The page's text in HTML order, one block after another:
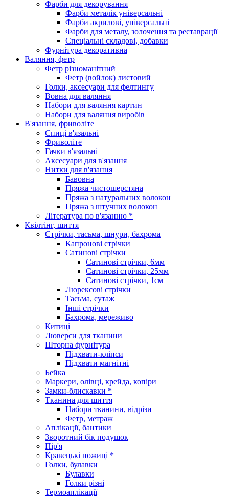
Фарби для декорування
Фарби металік універсальні
Фарби акрилові, універсальні
Фарби для металу, золочення та реставрації
Спеціальні складові, добавки
Фурнітура декоративна
Валяння, фетр
Фетр різноманітний
Фетр (войлок) листовий
Голки, аксесуари для фелтингу
Вовна для валяння
Набори для валяння картин
Набори для валяння виробів
В'язання, фриволіте
Спиці в'язальні
Фриволіте
Гачки в'язальні
Аксесуари для в'язання
Нитки для в'язання
Бавовна
Пряжа чистошерстяна
Пряжа з натуральних волокон
Пряжа з штучних волокон
Література по в'язанню *
Квілтінг, шиття
Стрічки, тасьма, шнури, бахрома
Капронові стрічки
Сатинові стрічки
Сатинові стрічки, 6мм
Сатинові стрічки, 25мм
Сатинові стрічки, 1см
Люрексові стрічки
Тасьма, сутаж
Інші стрічки
Бахрома, мереживо
Китиці
Люверси для тканини
Шторна фурнітура
Підхвати-кліпси
Підхвати магнітні
Бейка
Маркери, олівці, крейда, копіри
Замки-блискавки *
Тканина для шиття
Набори тканини, відрізи
Фетр, метраж
Аплікації, бантики
Зворотний бік подушок
Пір'я
Кравецькі ножиці *
Голки, булавки
Булавки
Голки різні
Термоаплікації